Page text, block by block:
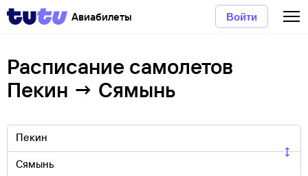
Авиабилеты Войти
Расписание самолетов
Пекин → Сямынь